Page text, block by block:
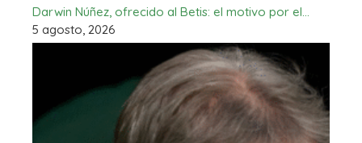
Darwin Núñez, ofrecido al Betis: el motivo por el…
5 agosto, 2026